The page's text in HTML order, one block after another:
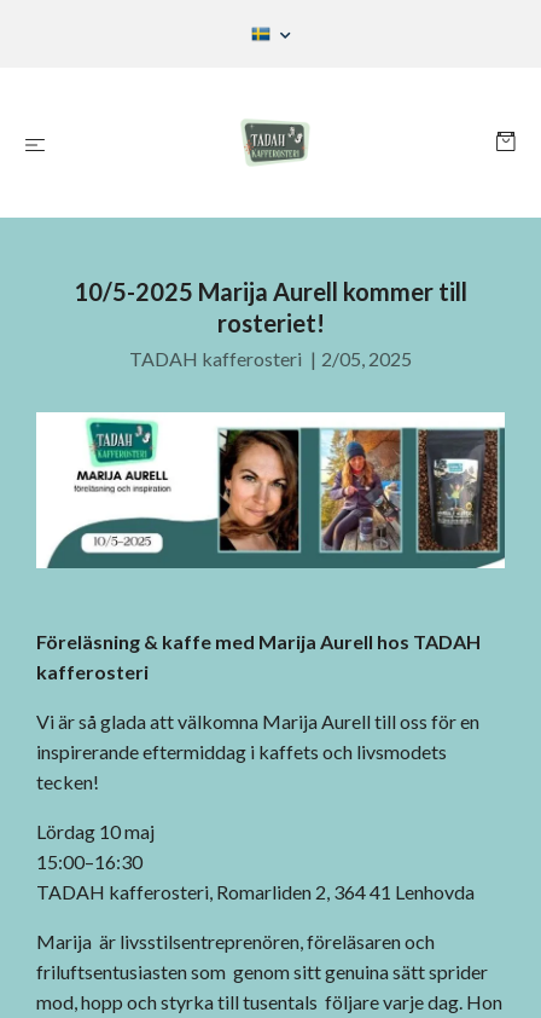
10/5-2025 Marija Aurell kommer till
rosteriet!
TADAH kafferosteri | 2/05, 2025
Föreläsning & kaffe med Marija Aurell hos TADAH
kafferosteri
Vi är så glada att välkomna Marija Aurell till oss för en
inspirerande eftermiddag i kaffets och livsmodets
tecken!
Lördag 10 maj
15:00–16:30
TADAH kafferosteri, Romarliden 2, 364 41 Lenhovda
Marija är livsstilsentreprenören, föreläsaren och
friluftsentusiasten som genom sitt genuina sätt sprider
mod, hopp och styrka till tusentals följare varje dag. Hon